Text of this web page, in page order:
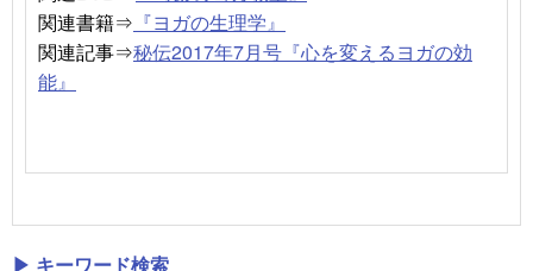
関連書籍⇒ 『ヨガの生理学』
関連記事⇒秘伝2017年7月号『心を変えるヨガの効
能』
▶ キーワード検索